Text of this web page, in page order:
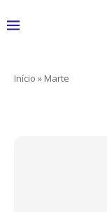
Início » Marte